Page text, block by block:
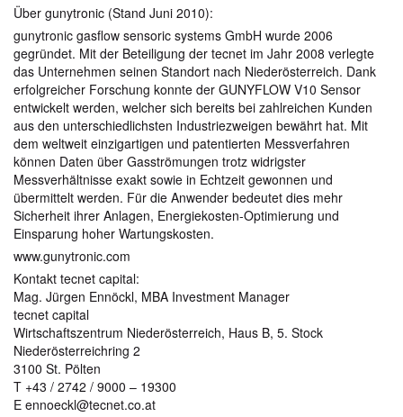
Über gunytronic (Stand Juni 2010):
gunytronic gasflow sensoric systems GmbH wurde 2006
gegründet. Mit der Beteiligung der tecnet im Jahr 2008 verlegte
das Unternehmen seinen Standort nach Niederösterreich. Dank
erfolgreicher Forschung konnte der GUNYFLOW V10 Sensor
entwickelt werden, welcher sich bereits bei zahlreichen Kunden
aus den unterschiedlichsten Industriezweigen bewährt hat. Mit
dem weltweit einzigartigen und patentierten Messverfahren
können Daten über Gasströmungen trotz widrigster
Messverhältnisse exakt sowie in Echtzeit gewonnen und
übermittelt werden. Für die Anwender bedeutet dies mehr
Sicherheit ihrer Anlagen, Energiekosten-Optimierung und
Einsparung hoher Wartungskosten.
www.gunytronic.com
Kontakt tecnet capital:
Mag. Jürgen Ennöckl, MBA Investment Manager
tecnet capital
Wirtschaftszentrum Niederösterreich, Haus B, 5. Stock
Niederösterreichring 2
3100 St. Pölten
T +43 / 2742 / 9000 – 19300
E ennoeckl@tecnet.co.at